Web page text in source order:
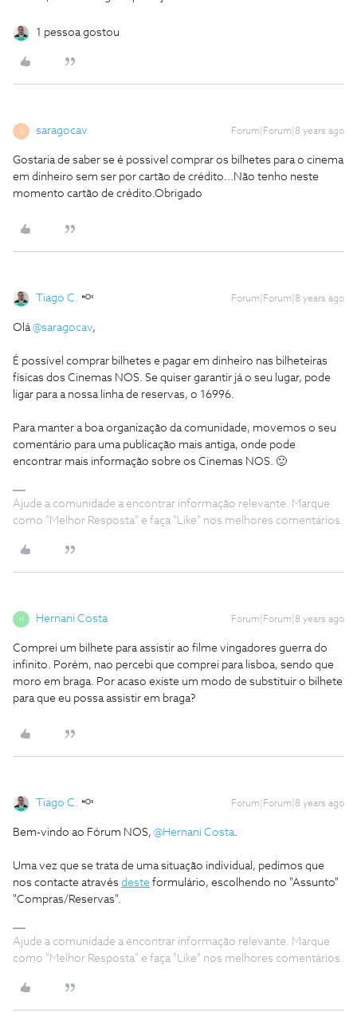
1 pessoa gostou
S saragocav Forum|Forum|8 years ago
Gostaria de saber se é possivel comprar os bilhetes para o cinema
em dinheiro sem ser por cartão de crédito...Não tenho neste
momento cartão de crédito.Obrigado
Tiago C. Forum|Forum|8 years ago
Olá@saragocav,
É possível comprar bilhetes e pagar em dinheiro nas bilheteiras
físicas dos Cinemas NOS. Se quiser garantir já o seu lugar, pode
ligar para a nossa linha de reservas, o 16996.
Para manter a boa organização da comunidade, movemos o seu
comentário para uma publicação mais antiga, onde pode
encontrar mais informação sobre os Cinemas NOS. 🙂
Ajude a comunidade a encontrar informação relevante. Marque
como "Melhor Resposta" e faça "Like" nos melhores comentários.
H Hernani Costa Forum|Forum|8 years ago
Comprei um bilhete para assistir ao filme vingadores guerra do
infinito. Porém, nao percebi que comprei para lisboa, sendo que
moro em braga. Por acaso existe um modo de substituir o bilhete
para que eu possa assistir em braga?
Tiago C. Forum|Forum|8 years ago
Bem-vindo ao Fórum NOS, @Hernani Costa.
Uma vez que se trata de uma situação individual, pedimos que
nos contacte através deste formulário, escolhendo no "Assunto"
"Compras/Reservas".
Ajude a comunidade a encontrar informação relevante. Marque
como "Melhor Resposta" e faça "Like" nos melhores comentários.